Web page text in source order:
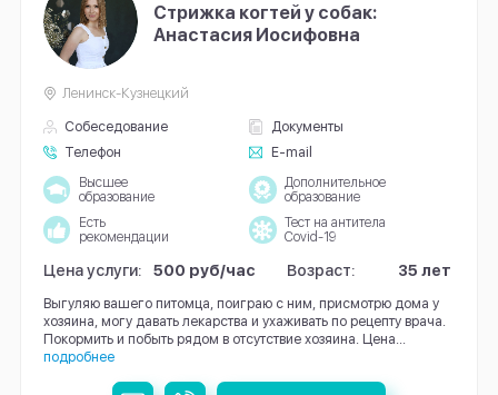
Стрижка когтей у собак:
Анастасия Иосифовна
Собеседование
Документы
Телефон
E-mail
Ленинск-Кузнецкий
Высшее
образование
Дополнительное
образование
Есть
рекомендации
Тест на антитела
Covid-19
Цена услуги: 500 руб/час Возраст: 35 лет
Выгуляю вашего питомца, поиграю с ним, присмотрю дома у
хозяина, могу давать лекарства и ухаживать по рецепту врача.
Покормить и побыть рядом в отсутствие хозяина. Цена...
подробнее